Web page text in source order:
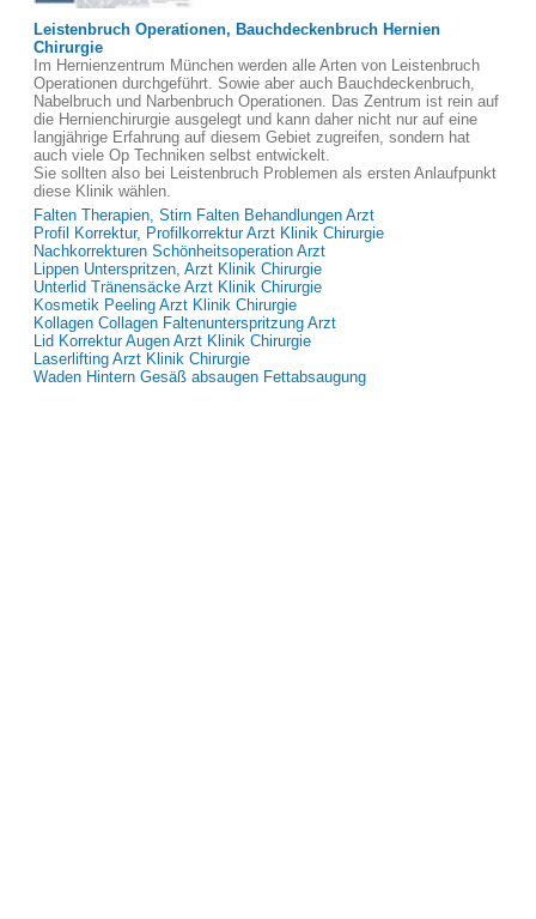
Leistenbruch Operationen, Bauchdeckenbruch Hernien
Chirurgie
Im Hernienzentrum München werden alle Arten von Leistenbruch
Operationen durchgeführt. Sowie aber auch Bauchdeckenbruch,
Nabelbruch und Narbenbruch Operationen. Das Zentrum ist rein auf
die Hernienchirurgie ausgelegt und kann daher nicht nur auf eine
langjährige Erfahrung auf diesem Gebiet zugreifen, sondern hat
auch viele Op Techniken selbst entwickelt.
Sie sollten also bei Leistenbruch Problemen als ersten Anlaufpunkt
diese Klinik wählen.
Falten Therapien, Stirn Falten Behandlungen Arzt
Profil Korrektur, Profilkorrektur Arzt Klinik Chirurgie
Nachkorrekturen Schönheitsoperation Arzt
Lippen Unterspritzen, Arzt Klinik Chirurgie
Unterlid Tränensäcke Arzt Klinik Chirurgie
Kosmetik Peeling Arzt Klinik Chirurgie
Kollagen Collagen Faltenunterspritzung Arzt
Lid Korrektur Augen Arzt Klinik Chirurgie
Laserlifting Arzt Klinik Chirurgie
Waden Hintern Gesäß absaugen Fettabsaugung